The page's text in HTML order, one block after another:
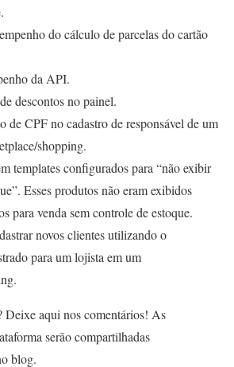
do cálculo de parcelas do cartão
da API.
descontos no painel.
de CPF no cadastro de responsável de um
shopping.
templates configurados para “não exibir
Esses produtos não eram exibidos
para venda sem controle de estoque.
novos clientes utilizando o
para um lojista em um
Deixe aqui nos comentários! As
serão compartilhadas
blog.